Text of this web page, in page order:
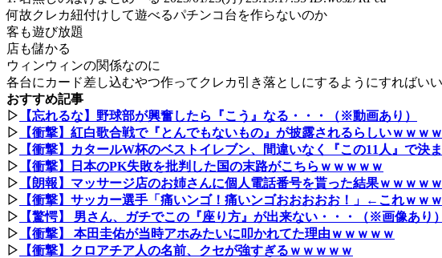
何故クレカ紐付けして遊べるパチンコ台を作らないのか
客も遊び放題
店も儲かる
ウィンウィンの関係なのに
各台にカード差し込むやつ作ってクレカ引き落としにするようにすればいい
おすすめ記事
▷
【忘れるな】野球部が興奮したら『こう』なる・・・（※動画あり）
▷
【衝撃】紅白歌合戦で『とんでもないもの』が披露されるらしいｗｗｗ
▷
【衝撃】カタールW杯のベストイレブン、間違いなく『この11人』で決
▷
【衝撃】日本のPK失敗を批判した国の末路がこちらｗｗｗｗｗ
▷
【朗報】マッサージ店のお姉さんに個人電話番号を貰った結果ｗｗｗｗ
▷
【衝撃】サッカー選手「痛いンゴ！痛いンゴおおおおお！」←これｗｗ
▷
【驚愕】 男さん、ガチでこの『座り方』が出来ない・・・（※画像あり）
▷
【衝撃】 本田圭佑が当時アホみたいに叩かれてた理由ｗｗｗｗｗ
▷
【衝撃】クロアチア人の名前、クセが強すぎるｗｗｗｗｗ